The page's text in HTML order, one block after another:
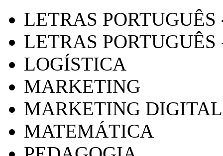
LETRAS
LETRAS PORTUGUÊS
LOGÍSTICA
MARKETING
MARKETING DIGITAL
MATEMÁTICA